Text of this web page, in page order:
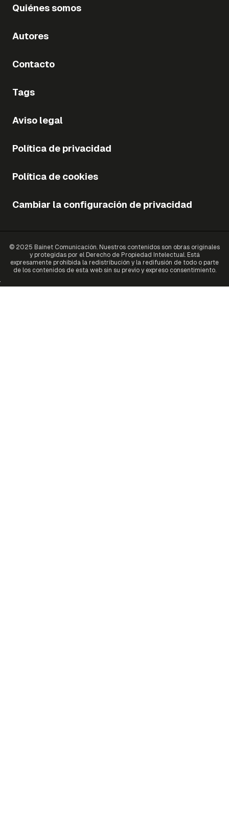
Quiénes somos
Autores
Contacto
Tags
Aviso legal
Política de privacidad
Política de cookies
Cambiar la configuración de privacidad
© 2025 Bainet Comunicación. Nuestros contenidos son obras originales
y protegidas por el Derecho de Propiedad Intelectual. Está
expresamente prohibida la redistribución y la redifusión de todo o parte
de los contenidos de esta web sin su previo y expreso consentimiento.